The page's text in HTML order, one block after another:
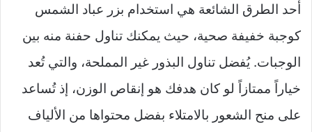
أحد الطرق الشائعة هي استخدام بزر عباد الشمس
كوجبة خفيفة صحية، حيث يمكنك تناول حفنة منه بين
الوجبات. يُفضل تناول البذور غير المملحة، والتي تُعد
خياراً ممتازاً لو كان هدفك هو إنقاص الوزن، إذ تُساعد
على منح الشعور بالامتلاء بفضل محتواها من الألياف